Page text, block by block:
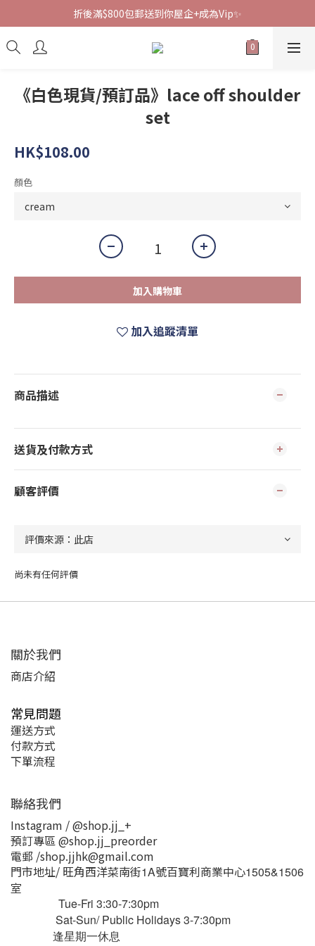
折後滿$800包郵送到你屋企+成為Vip✨
《白色現貨/預訂品》lace off shoulder
set
HK$108.00
顏色
加入購物車
加入追蹤清單
商品描述
送貨及付款方式
顧客評價
尚未有任何評價
關於我們
商店介紹
常見問題
運送方式
付款方式
下單流程
聯絡我們
Instagram / @shop.jj_+
預訂專區 @shop.jj_preorder
電郵 /shop.jjhk@gmail.com
門市地址/ 旺角西洋菜南街1A號百寶利商業中心1505&1506
室
Tue-Fri 3:30-7:30pm
Sat-Sun/ Public Holidays 3-7:30pm
逢星期一休息